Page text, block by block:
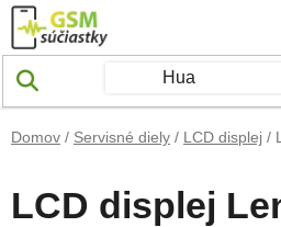
Prejsť na obsah
Domov / Servisné diely / LCD displej /
LCD displej